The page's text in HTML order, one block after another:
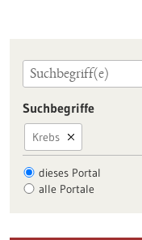
Suchbegriffe
Krebs
dieses Portal
alle Portale